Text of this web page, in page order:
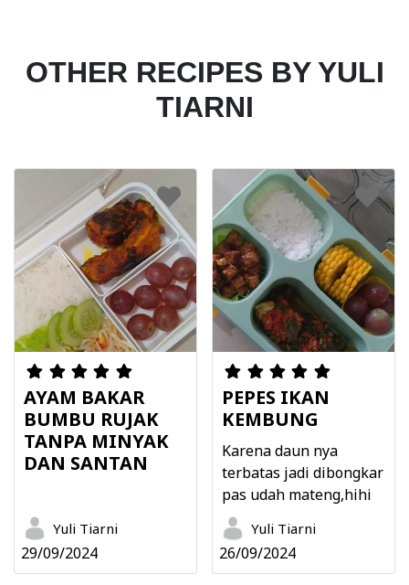
OTHER RECIPES BY YULI
TIARNI
AYAM BAKAR
BUMBU RUJAK
TANPA MINYAK
DAN SANTAN
Yuli Tiarni
29/09/2024
PEPES IKAN
KEMBUNG
Karena daun nya
terbatas jadi dibongkar
pas udah mateng,hihi
Yuli Tiarni
26/09/2024